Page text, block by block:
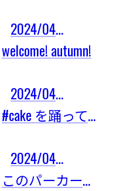
2024/04/03
welcome! autumn!
2024/04/03
#cake を踊ってみたよ！
2024/04/03
このパーカーは限定101着しかないの！